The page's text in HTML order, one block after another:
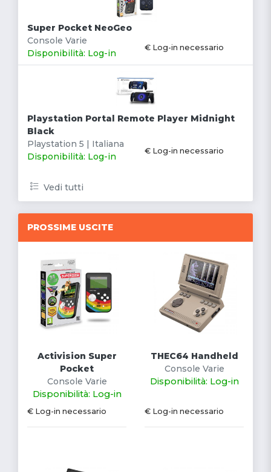
Super Pocket NeoGeo
Console Varie
Disponibilità: Log-in
€ Log-in necessario
Playstation Portal Remote Player Midnight
Black
Playstation 5 | Italiana
Disponibilità: Log-in
€ Log-in necessario
Vedi tutti
PROSSIME USCITE
Activision Super
Pocket
Console Varie
Disponibilità: Log-in
€ Log-in necessario
THEC64 Handheld
Console Varie
Disponibilità: Log-in
€ Log-in necessario